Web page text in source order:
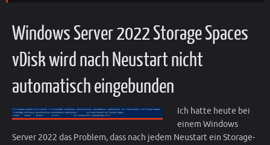
Windows Server 2022 Storage Spaces
vDisk wird nach Neustart nicht
automatisch eingebunden
Ich hatte heute bei
einem Windows
Server 2022 das Problem, dass nach jedem Neustart ein Storage-